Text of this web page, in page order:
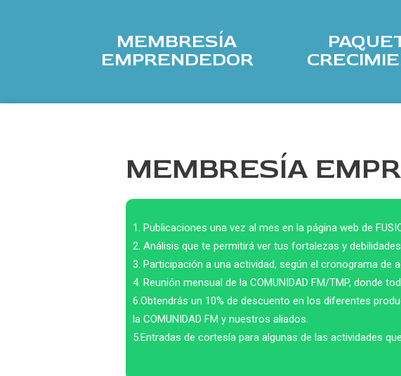
MEMBRESÍA
EMPRENDEDOR
MEMBRESÍA
1. Publicaciones una vez al mes en la página web de
2. Análisis que te permitirá ver tus fortalezas y
3. Participación a una actividad, según el cronograma de
4. Reunión mensual de la COMUNIDAD FM/TMP, donde
6.Obtendrás un 10% de descuento en los diferentes
la COMUNIDAD FM y nuestros aliados.
5.Entradas de cortesía para algunas de las actividades